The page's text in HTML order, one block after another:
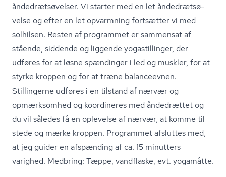
ån­de­drætsø­vel­ser. Vi starter med en let ån­de­drætsø­
vel­se og efter en let opvarmning fortsætter vi med
solhilsen. Resten af programmet er sammensat af
stående, siddende og liggende yogastillinger, der
udføres for at løsne spændinger i led og muskler, for at
styrke kroppen og for at træne balanceevnen.
Stillingerne udføres i en tilstand af nærvær og
opmærksomhed og koordineres med åndedrættet og
du vil således få en oplevelse af nærvær, at komme til
stede og mærke kroppen. Programmet afsluttes med,
at jeg guider en afspænding af ca. 15 minutters
varighed. Medbring: Tæppe, vandflaske, evt. yogamåtte.